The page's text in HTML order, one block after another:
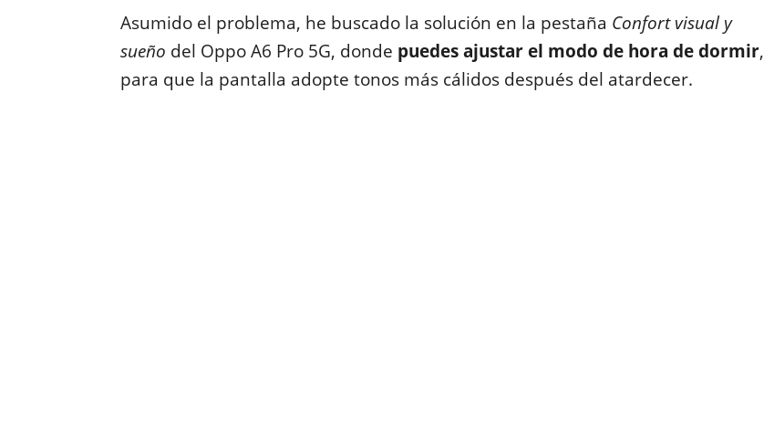
Asumido el problema, he buscado la solución en la pestaña Confort visual y
sueño del Oppo A6 Pro 5G, donde puedes ajustar el modo de hora de dormir,
para que la pantalla adopte tonos más cálidos después del atardecer.